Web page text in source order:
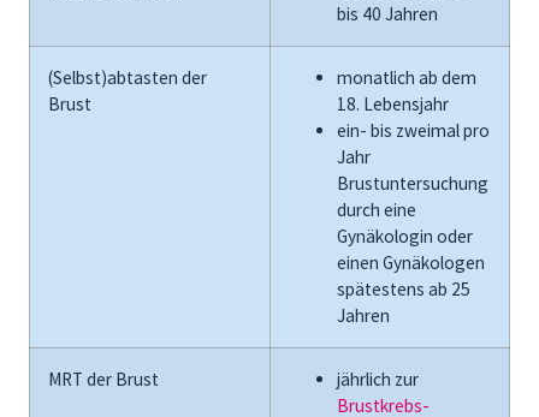
bis 40 Jahren
(Selbst)abtasten der
Brust
monatlich ab dem
18. Lebensjahr
ein- bis zweimal pro
Jahr
Brustuntersuchung
durch eine
Gynäkologin oder
einen Gynäkologen
spätestens ab 25
Jahren
MRT der Brust
jährlich zur
Brustkrebs-